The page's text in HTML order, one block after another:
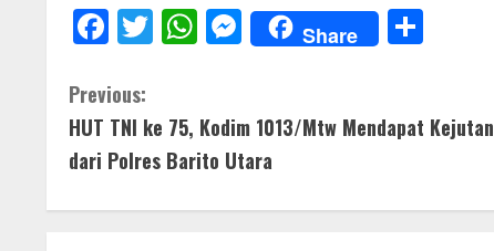
F
ac
e
b
o
o
T
w
er
W
h
s
A
p
M
e
e
n
g
Share
e
C
o
Previous:
HUT TNI ke 75, Kodim 1013/Mtw Mendapat Kejutan
dari Polres Barito Utara